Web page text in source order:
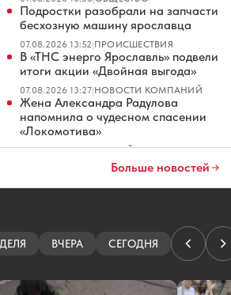
Подростки разобрали на запчасти
бесхозную машину ярославца
07.08.2026 13:52|ПРОИСШЕСТВИЯ
В «ТНС энерго Ярославль» подвели
итоги акции «Двойная выгода»
07.08.2026 13:27|НОВОСТИ КОМПАНИЙ
Жена Александра Радулова
напомнила о чудесном спасении
«Локомотива»
07.08.2026 13:06|ХОККЕЙ
Названа дата открытия основной
арены волейбольного центра в
Ярославле
Ярославцу грозит пожизненный
срок за госизмену
вручат бетонную крышку люка
Больше новостей
ВЧЕРА СЕГОДНЯ